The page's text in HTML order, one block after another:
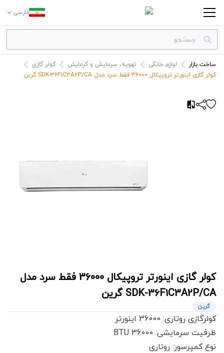
فارسی
دسته بندی‌ها
برندها
ساخت بازار لوازم خانگی تهویه، سرمایش و گرمایش
کولر گازی
کولر گازی اینورتر تروپیکال 36000 فقط سرد مدل SDK-36F1C3A2P/CA گرین
کولر گازی اینورتر تروپیکال 36000 فقط سرد مدل
SDK-36F1C3A2P/CA گرین
گرین
کولرگازی روتاری: 36000 اینورتر
ظرفیت سرمایشی: 36000 BTU
نوع کمپرسور: روتاری